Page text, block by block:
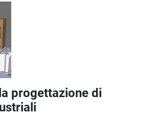
progettazione di